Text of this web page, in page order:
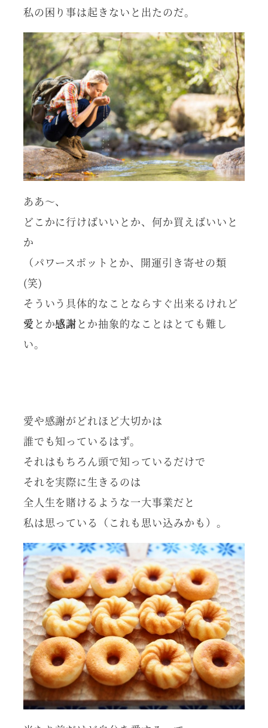
私の困り事は起きないと出たのだ。
ああ～、
どこかに行けばいいとか、何か買えばいいと
か
（パワースポットとか、開運引き寄せの類
(笑)
そういう具体的なことならすぐ出来るけれど
愛 とか感謝 とか抽象的なことはとても難し
い。
愛や感謝がどれほど大切かは
誰でも知っているはず。
それはもちろん頭で知っているだけで
それを実際に生きるのは
全人生を賭けるような一大事業だと
私は思っている（これも思い込みかも）。